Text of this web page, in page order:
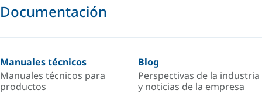
Documentación
Manuales técnicos
Manuales técnicos para
productos
Blog
Perspectivas de la industria
y noticias de la empresa